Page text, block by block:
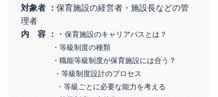
対象者
：保育施設の経営者・施設長などの管
理者
内 容 ：
・保育施設のキャリアパスとは？
・等級制度の種類
・職能等級制度が保育施設には合う？
・等級制度設計のプロセス
・等級ごとに必要な能力を考える